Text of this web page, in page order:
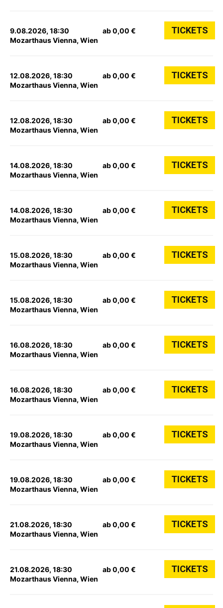
9.08.2026, 18:30
Mozarthaus Vienna, Wien
ab 0,00 € TICKETS
12.08.2026, 18:30
Mozarthaus Vienna, Wien
ab 0,00 € TICKETS
12.08.2026, 18:30
Mozarthaus Vienna, Wien
ab 0,00 € TICKETS
14.08.2026, 18:30
Mozarthaus Vienna, Wien
ab 0,00 € TICKETS
14.08.2026, 18:30
Mozarthaus Vienna, Wien
ab 0,00 € TICKETS
15.08.2026, 18:30
Mozarthaus Vienna, Wien
ab 0,00 € TICKETS
15.08.2026, 18:30
Mozarthaus Vienna, Wien
ab 0,00 € TICKETS
16.08.2026, 18:30
Mozarthaus Vienna, Wien
ab 0,00 € TICKETS
16.08.2026, 18:30
Mozarthaus Vienna, Wien
ab 0,00 € TICKETS
19.08.2026, 18:30
Mozarthaus Vienna, Wien
ab 0,00 € TICKETS
19.08.2026, 18:30
Mozarthaus Vienna, Wien
ab 0,00 € TICKETS
21.08.2026, 18:30
Mozarthaus Vienna, Wien
ab 0,00 € TICKETS
21.08.2026, 18:30
Mozarthaus Vienna, Wien
ab 0,00 € TICKETS